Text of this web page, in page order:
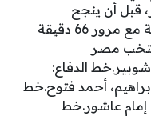
قبل أن ينجح
المنتخب البلجيكي في تعديل الكفة مع مرور 66 دقيقة
مصر
الدفاع:
أحمد فتوح.خط
إمام عاشور.خط